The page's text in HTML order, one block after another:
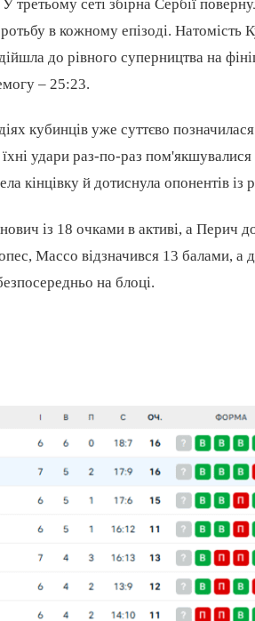
третьому сеті збірна Сербії
в кожному епізоді. Натомість
до рівного суперництва на
– 25:23.
кубинців уже суттєво
удари раз-по-раз
кінцівку й дотиснула опонентів із
із 18 очками в активі, а Перич
Массо відзначився 13 балами, а
на блоці.